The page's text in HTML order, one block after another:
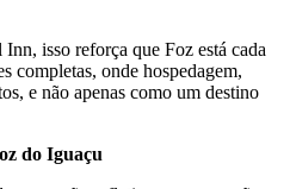
isso reforça que Foz está cada
completas, onde hospedagem,
e não apenas como um destino
do Iguaçu